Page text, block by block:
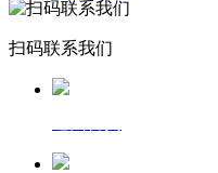
扫码联系我们